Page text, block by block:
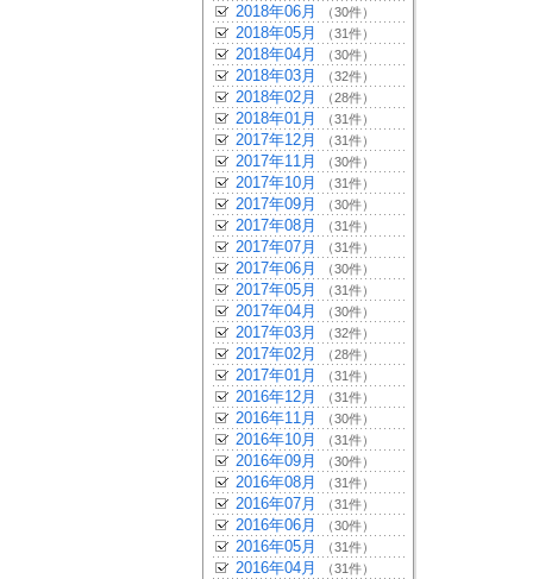
2018年06月 （30件）
2018年05月 （31件）
2018年04月 （30件）
2018年03月 （32件）
2018年02月 （28件）
2018年01月 （31件）
2017年12月 （31件）
2017年11月 （30件）
2017年10月 （31件）
2017年09月 （30件）
2017年08月 （31件）
2017年07月 （31件）
2017年06月 （30件）
2017年05月 （31件）
2017年04月 （30件）
2017年03月 （32件）
2017年02月 （28件）
2017年01月 （31件）
2016年12月 （31件）
2016年11月 （30件）
2016年10月 （31件）
2016年09月 （30件）
2016年08月 （31件）
2016年07月 （31件）
2016年06月 （30件）
2016年05月 （31件）
2016年04月 （31件）